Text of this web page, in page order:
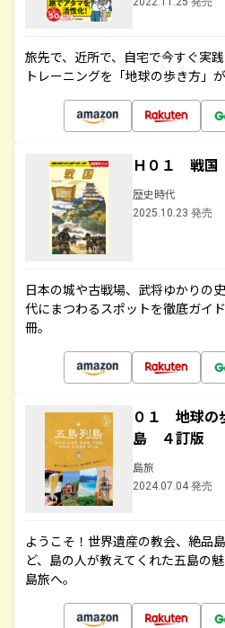
旅先で、近所で、自宅で今すぐ実
トレーニングを「地球の歩き方」
Ｈ０１ 戦国
歴史時代
2025.10.23 発売
日本の城や古戦場、武将ゆかりの
代にまつわるスポットを徹底ガイ
冊。
０１ 地球
島 ４訂版
島旅
2024.07.04 発売
ようこそ！世界遺産の教会、絶品
ど、島の人が教えてくれた五島の
島旅へ。